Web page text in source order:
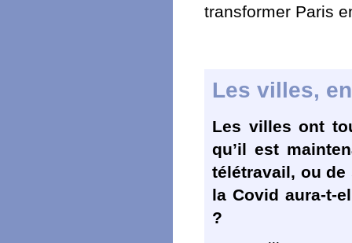
transformer Paris
Les villes,
Les villes ont
qu’il est
télétravail, ou de
la Covid aura-t-
?